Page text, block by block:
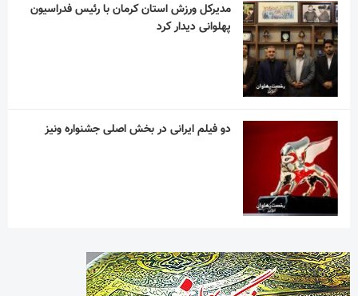
مدیرکل ورزش استان کرمان با رئیس فدراسیون
پهلوانی دیدار کرد
دو فیلم ایرانی در بخش اصلی جشنواره ونیز